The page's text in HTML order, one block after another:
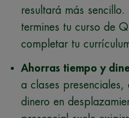
resultará más
termines tu curso de
completar tu
Ahorras tiempo y
a clases presenciales,
dinero en